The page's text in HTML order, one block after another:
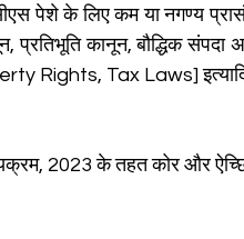
पेशे के लिए कम या नगण्य
प्रतिभूति कानून, बौद्धिक
Tax Laws] इत्यादि
2023 के तहत कोर और